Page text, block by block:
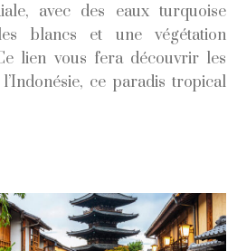
avec des eaux turquoise
blancs et une végétation
lien vous fera découvrir les
ce paradis tropical